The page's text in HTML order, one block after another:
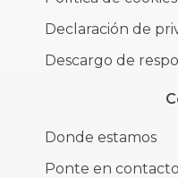
Declaración de
Descargo de
Donde estamos
Ponte en contacto